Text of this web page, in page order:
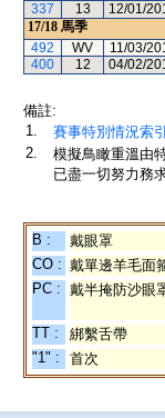
337
13 12/01/
17/18 馬季
492
WV 11/03/
400
12 04/02/
備註:
1.
賽事特別情況索引
2.
模擬鳥瞰重溫由
已盡一切努力務
B : 戴眼罩
CO : 戴單邊羊毛面
PC : 戴半掩防沙眼
TT : 綁繫舌帶
"1" :
首次